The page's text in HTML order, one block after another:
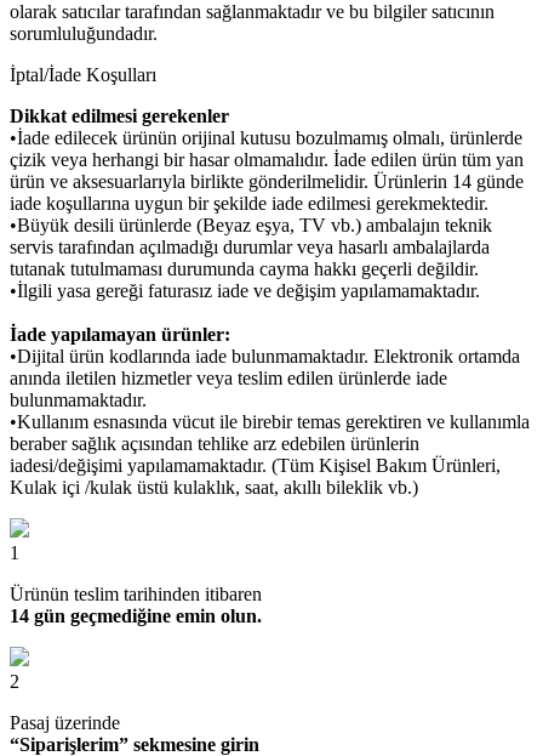
olarak satıcılar tarafından sağlanmaktadır ve bu bilgiler satıcının
sorumluluğundadır.
İptal/İade Koşulları
Dikkat edilmesi gerekenler
•İade edilecek ürünün orijinal kutusu bozulmamış olmalı, ürünlerde
çizik veya herhangi bir hasar olmamalıdır. İade edilen ürün tüm yan
ürün ve aksesuarlarıyla birlikte gönderilmelidir. Ürünlerin 14 günde
iade koşullarına uygun bir şekilde iade edilmesi gerekmektedir.
•Büyük desili ürünlerde (Beyaz eşya, TV vb.) ambalajın teknik
servis tarafından açılmadığı durumlar veya hasarlı ambalajlarda
tutanak tutulmaması durumunda cayma hakkı geçerli değildir.
•İlgili yasa gereği faturasız iade ve değişim yapılamamaktadır.
İade yapılamayan ürünler:
•Dijital ürün kodlarında iade bulunmamaktadır. Elektronik ortamda
anında iletilen hizmetler veya teslim edilen ürünlerde iade
bulunmamaktadır.
•Kullanım esnasında vücut ile birebir temas gerektiren ve kullanımla
beraber sağlık açısından tehlike arz edebilen ürünlerin
iadesi/değişimi yapılamamaktadır. (Tüm Kişisel Bakım Ürünleri,
Kulak içi /kulak üstü kulaklık, saat, akıllı bileklik vb.)
1
Ürünün teslim tarihinden itibaren
14 gün geçmediğine emin olun.
2
Pasaj üzerinde
“Siparişlerim” sekmesine girin